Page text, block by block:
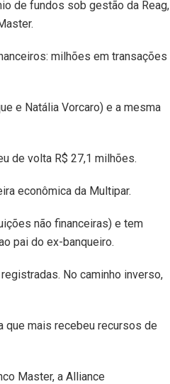
de fundos sob gestão da Reag,
milhões em transações
e Natália Vorcaro) e a mesma
de volta R$ 27,1 milhões.
econômica da Multipar.
não financeiras) e tem
pai do ex-banqueiro.
No caminho inverso,
que mais recebeu recursos de
Master, a Alliance